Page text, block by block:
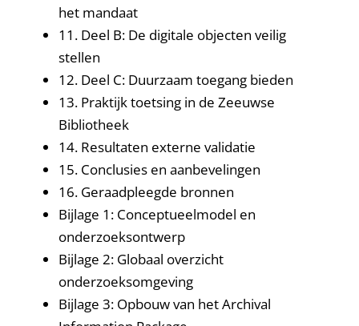
het mandaat
11. Deel B: De digitale objecten veilig
stellen
12. Deel C: Duurzaam toegang bieden
13. Praktijk toetsing in de Zeeuwse
Bibliotheek
14. Resultaten externe validatie
15. Conclusies en aanbevelingen
16. Geraadpleegde bronnen
Bijlage 1: Conceptueelmodel en
onderzoeksontwerp
Bijlage 2: Globaal overzicht
onderzoeksomgeving
Bijlage 3: Opbouw van het Archival